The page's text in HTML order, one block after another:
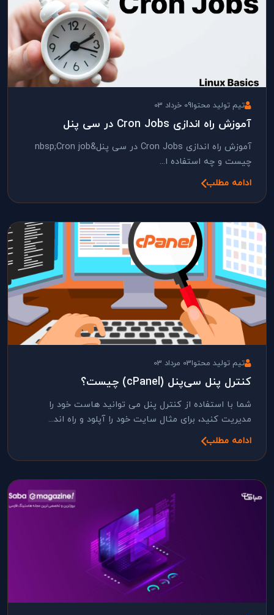
تیم تولید محتوا09 خرداد 03
آموزش راه اندازی Cron Jobs در سی پنل
آموزش راه اندازی Cron Jobs در سی پنل&nbsp;Cron job
چیست و چه استفاده ا...
ادامه مطلب
تیم تولید محتوا03 مرداد 03
کنترل پنل سی‌پنل (cPanel) چیست؟
شما با استفاده از کنترل پنل می توانید هاست خود را
مدیریت کنید، برای مثال سایت خود را آپلود و راه اند...
ادامه مطلب